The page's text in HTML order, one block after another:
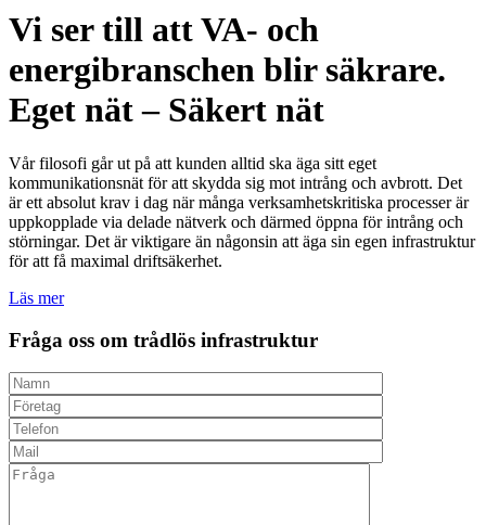
Vi ser till att VA- och
energibranschen blir säkrare.
Eget nät – Säkert nät
Vår filosofi går ut på att kunden alltid ska äga sitt eget
kommunikationsnät för att skydda sig mot intrång och avbrott. Det
är ett absolut krav i dag när många verksamhetskritiska processer är
uppkopplade via delade nätverk och därmed öppna för intrång och
störningar. Det är viktigare än någonsin att äga sin egen infrastruktur
för att få maximal driftsäkerhet.
Läs mer
Fråga oss om trådlös infrastruktur